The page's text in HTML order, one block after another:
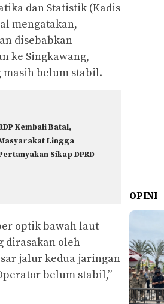
dan Statistik (Kadis
mengatakan,
disebabkan
ke Singkawang,
masih belum stabil.
Kembali Batal,
Lingga
Sikap DPRD
optik bawah laut
dirasakan oleh
jalur kedua jaringan
belum stabil,”
OPINI